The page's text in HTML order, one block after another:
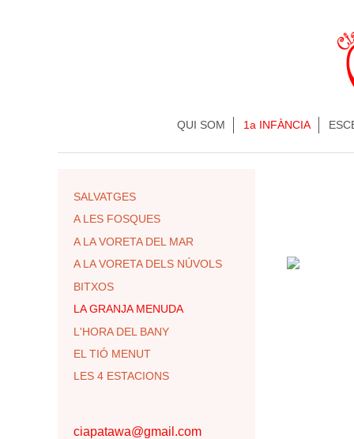
QUI SOM 1a INFÀNCIA
SALVATGES
A LES FOSQUES
A LA VORETA DEL MAR
A LA VORETA DELS NÚVOLS
BITXOS
LA GRANJA MENUDA
L'HORA DEL BANY
EL TIÓ MENUT
LES 4 ESTACIONS
ciapatawa@gmail.com